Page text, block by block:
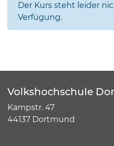
Der Kurs steht leider
Verfügung.
Volkshochschule
Kampstr. 47
44137 Dortmund